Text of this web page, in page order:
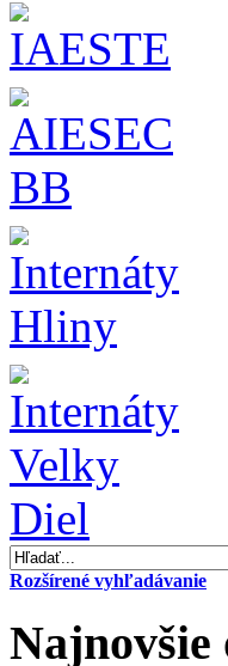
Rozšírené vyhľadávanie
Najnovšie